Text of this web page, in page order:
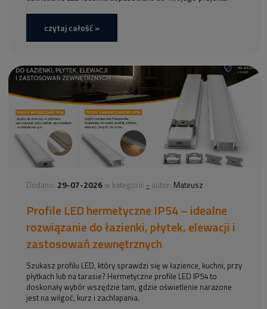
czytaj całość »
Dodano: 29-07-2026 w kategorii: - autor: Mateusz
Profile LED hermetyczne IP54 – idealne
rozwiązanie do łazienki, płytek, elewacji i
zastosowań zewnętrznych
Szukasz profilu LED, który sprawdzi się w łazience, kuchni, przy
płytkach lub na tarasie? Hermetyczne profile LED IP54 to
doskonały wybór wszędzie tam, gdzie oświetlenie narażone
jest na wilgoć, kurz i zachlapania.